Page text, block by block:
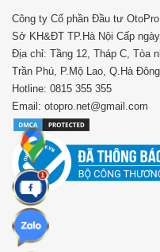
Công ty Cổ phần Đầu tư
Sở KH&ĐT TP.Hà Nội Cấp
Địa chỉ: Tầng 12, Tháp C, Tòa
Trần Phú, P.Mộ Lao, Q.Hà
Hotline: 0815 355 355
Email: otopro.net@gmail.com